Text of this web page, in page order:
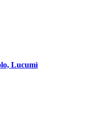
Lucumì